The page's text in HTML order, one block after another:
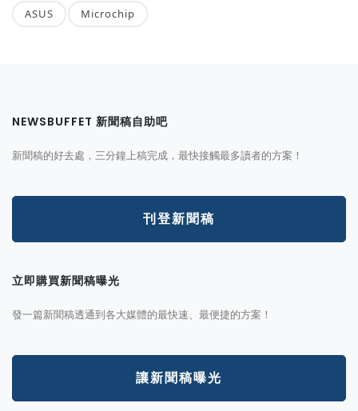
ASUS Microchip
NEWSBUFFET 新聞稿自助吧
新聞稿的好去處，三分鐘上稿完成，最快接觸最多讀者的方案！
刊登新聞稿
立即購買新聞稿曝光
發一篇新聞稿透通到各大媒體的最快速、最便捷的方案！
讓新聞稿曝光